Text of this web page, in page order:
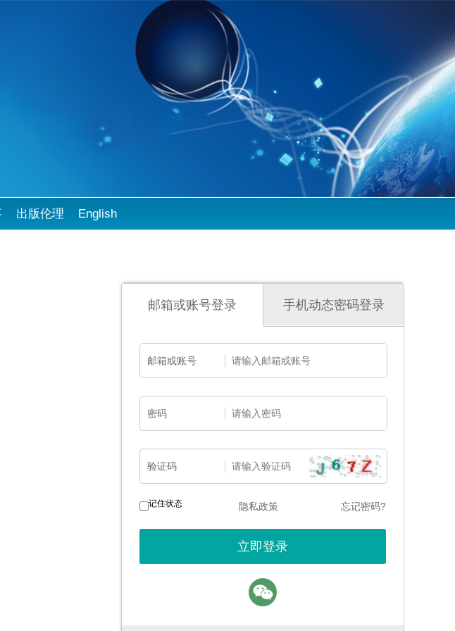
出版伦理 English
邮箱或账号登录 手机动态密码登录
邮箱或账号
密码
验证码
记住状态 隐私政策 忘记密码?